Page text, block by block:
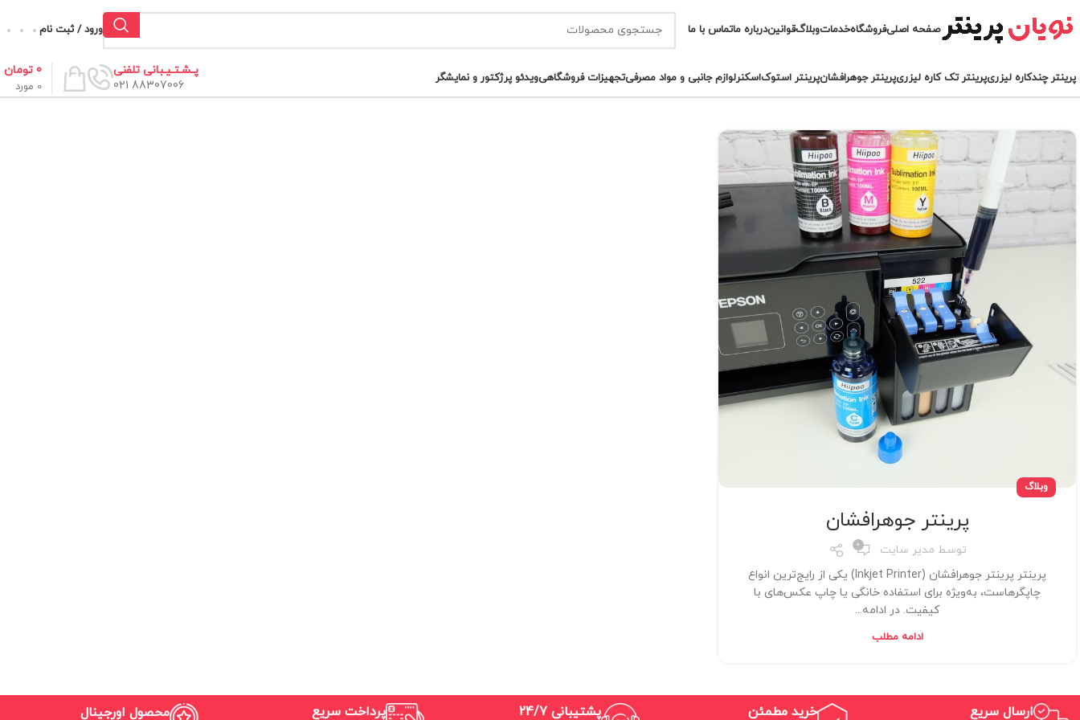
صفحه اصلیفروشگاهخدماتوبلاگقوانیندرباره ماتماس با ما ورود / ثبت نام
پرینتر چندکاره لیزریپرینتر تک کاره لیزریپرینتر جوهرافشانپرینتر استوکاسکنرلوازم جانبی و مواد مصرفیتجهیزات فروشگاهیویدئو پرژکتور و نمایشگر
پـشـتـیـبانی تلفنی
88307006 021
0 مورد
0 تومان
وبلاگ
پرینتر جوهرافشان
توسط مدیر سایت 0
پرینتر پرینتر جوهرافشان (Inkjet Printer) یکی از رایج‌ترین انواع
چاپگرهاست، به‌ویژه برای استفاده خانگی یا چاپ عکس‌های با
کیفیت. در ادامه...
ادامه مطلب
ارسال سریع خرید مطمئن پشتیبانی 24/7 پرداخت سریع محصول اورجینال